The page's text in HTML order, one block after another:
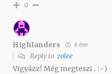
0
Highlanders 6 éve
Reply to zolee
Vigyázz! Még megteszi . :-)